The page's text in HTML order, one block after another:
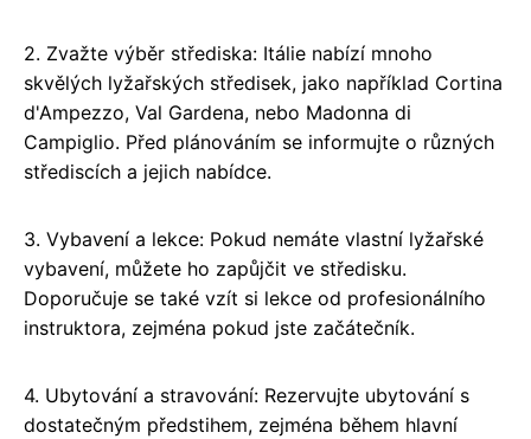
2. Zvažte výběr střediska: Itálie nabízí mnoho
skvělých lyžařských středisek, jako například Cortina
d'Ampezzo, Val Gardena, nebo Madonna di
Campiglio. Před plánováním se informujte o různých
střediscích a jejich nabídce.
3. Vybavení a lekce: Pokud nemáte vlastní lyžařské
vybavení, můžete ho zapůjčit ve středisku.
Doporučuje se také vzít si lekce od profesionálního
instruktora, zejména pokud jste začátečník.
4. Ubytování a stravování: Rezervujte ubytování s
dostatečným předstihem, zejména během hlavní